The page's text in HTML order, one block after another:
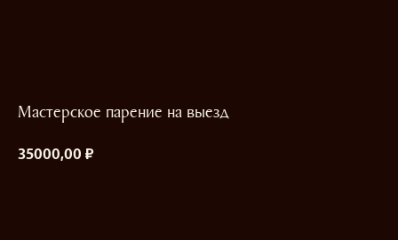
Мастерское парение на выезд
35000,00 ₽